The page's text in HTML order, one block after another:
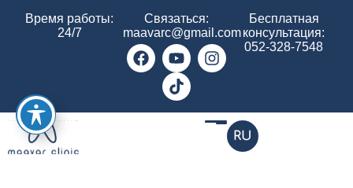
Время работы:
24/7
Связаться:
maavarc@gmail.com
Бесплатная
консультация:
052-328-7548
RU